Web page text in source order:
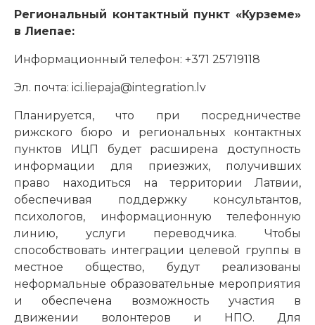
Региональный контактный пункт «Курземе»
в Лиепае:
Информационный телефон: +371 25719118
Эл. почта: ici.liepaja@integration.lv
Планируется, что при посредничестве
рижского бюро и региональных контактных
пунктов ИЦП будет расширена доступность
информации для приезжих, получивших
право находиться на территории Латвии,
обеспечивая поддержку консультантов,
психологов, информационную телефонную
линию, услуги переводчика. Чтобы
способствовать интеграции целевой группы в
местное общество, будут реализованы
неформальные образовательные мероприятия
и обеспечена возможность участия в
движении волонтеров и НПО. Для